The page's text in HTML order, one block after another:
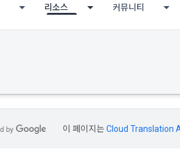
리소스 커뮤니티
이 페이지는Cloud Translation